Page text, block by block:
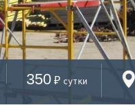
350 ₽ сутки